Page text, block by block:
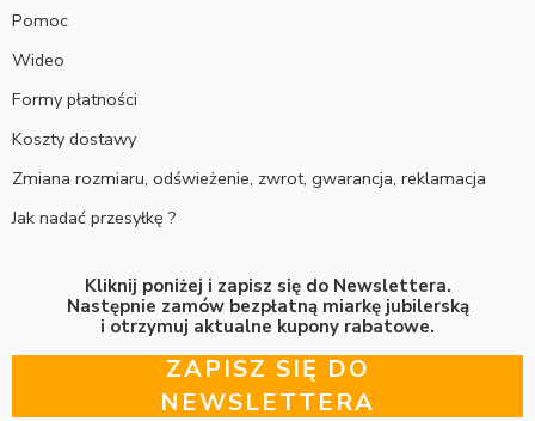
Pomoc
Wideo
Formy płatności
Koszty dostawy
Zmiana rozmiaru, odświeżenie, zwrot, gwarancja, reklamacja
Jak nadać przesyłkę ?
Kliknij poniżej i zapisz się do Newslettera.
Następnie zamów bezpłatną miarkę jubilerską
i otrzymuj aktualne kupony rabatowe.
ZAPISZ SIĘ DO
NEWSLETTERA